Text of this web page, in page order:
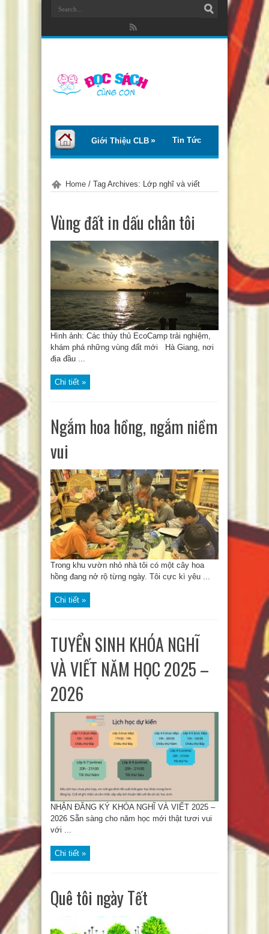
Giới Thiệu CLB Tin Tức
Chào Tiếng Việt
Trại Hè Thanh Thiếu Nhi EcoCamp
Home / Tag Archives: Lớp nghĩ và viết
Vùng đất in dấu chân tôi
Hình ảnh: Các thủy thủ EcoCamp trải nghiệm,
khám phá những vùng đất mới Hà Giang, nơi
địa đầu ...
Chi tiết »
Ngắm hoa hồng, ngắm niềm
vui
Trong khu vườn nhỏ nhà tôi có một cây hoa
hồng đang nở rộ từng ngày. Tôi cực kì yêu ...
Chi tiết »
TUYỂN SINH KHÓA NGHĨ
VÀ VIẾT NĂM HỌC 2025 –
2026
NHẬN ĐĂNG KÝ KHÓA NGHĨ VÀ VIẾT 2025 –
2026 Sẵn sàng cho năm học mới thật tươi vui
với ...
Chi tiết »
Quê tôi ngày Tết